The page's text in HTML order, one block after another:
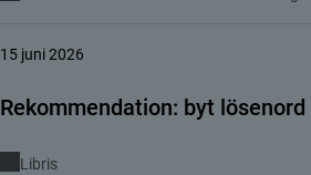
Rekommendation: byt
15 juni 2026
Libris